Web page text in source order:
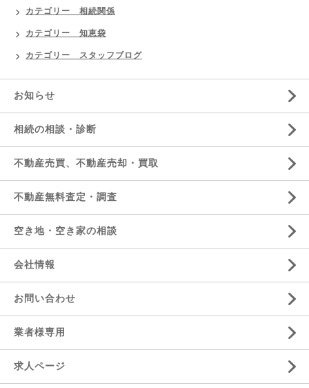
カテゴリー 相続関係
カテゴリー 知恵袋
カテゴリー スタッフブログ
お知らせ
相続の相談・診断
不動産売買、不動産売却・買取
不動産無料査定・調査
空き地・空き家の相談
会社情報
お問い合わせ
業者様専用
求人ページ